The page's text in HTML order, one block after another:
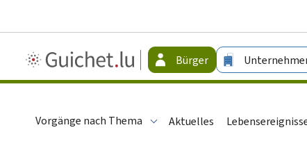
Guichet.lu
-
Bürger
Vorgänge nach Thema Aktuelles